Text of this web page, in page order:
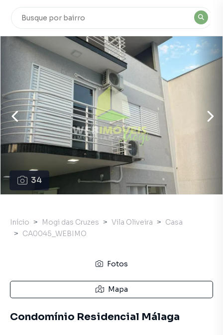
34
Início Mogi das Cruzes Vila Oliveira
Casa
CA0045_WEBIMO
Fotos
Mapa
Condomínio Residencial Málaga